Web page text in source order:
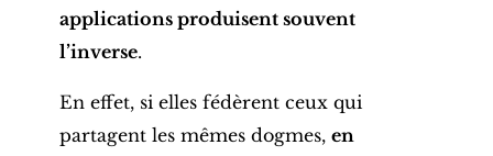
applications produisent souvent
l’inverse.
En effet, si elles fédèrent ceux qui
partagent les mêmes dogmes, en